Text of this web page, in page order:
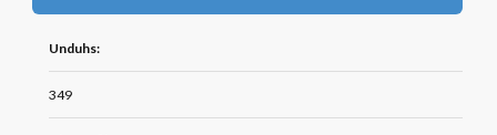
Unduhs:
349